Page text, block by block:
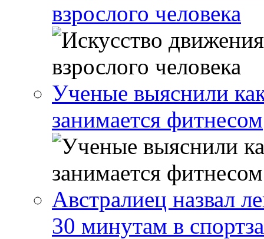
взрослого человека
Ученые выяснили
занимается фитнесом
Австралиец назвал
30 минутам в